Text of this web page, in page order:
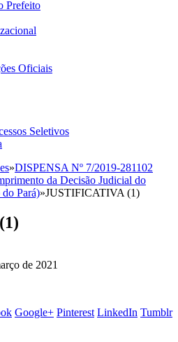
Prefeito
Oficiais
Seletivos
»DISPENSA Nº 7/2019-281102
da Decisão Judicial do
Pará)»JUSTIFICATIVA (1)
de 2021
Google+ Pinterest LinkedIn Tumblr